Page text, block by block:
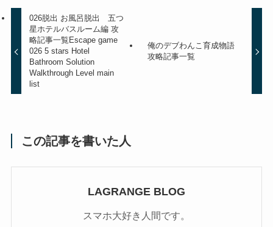
026脱出 お風呂脱出 五つ
星ホテルバスルーム編 攻
略記事一覧 Escape game
026 5 stars Hotel
Bathroom Solution
Walkthrough Level main
list
俺のデブわんこ育成物語
攻略記事一覧
この記事を書いた人
LAGRANGE BLOG
スマホ大好き人間です。